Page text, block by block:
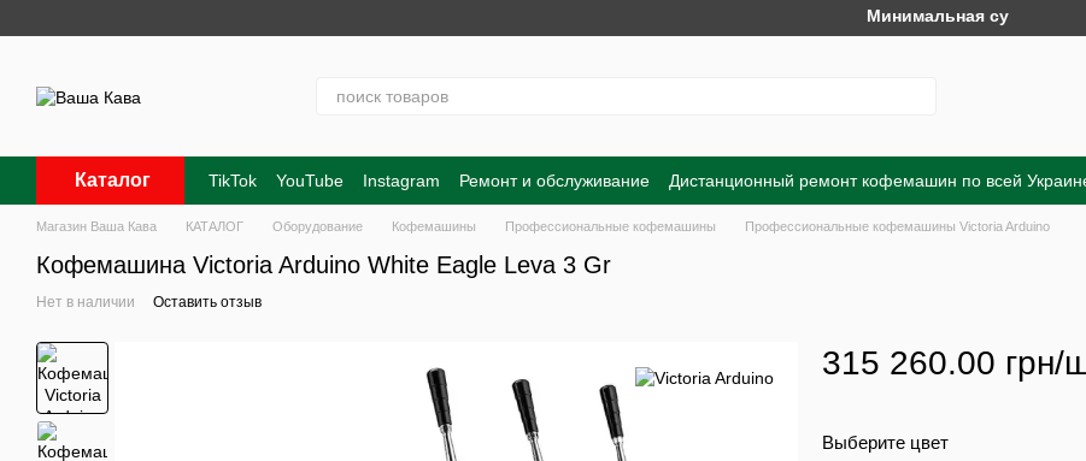
Минимальная сумма заказа
Каталог TikTok YouTube Instagram Ремонт и обслуживание Дистанционный ремонт кофемашин по всей
Контакты
О нас Оплата и доставка Обмен и возврат Договор публичной оферты
Магазин Ваша Кава КАТАЛОГ Оборудование Кофемашины Профессиональные кофемашины Профессиональные кофемашины Victoria Arduino
Кофемашина Victoria Arduino White Eagle Leva 3 Gr
Нет в наличии Оставить отзыв
315 260.00 грн/
Выберите цвет